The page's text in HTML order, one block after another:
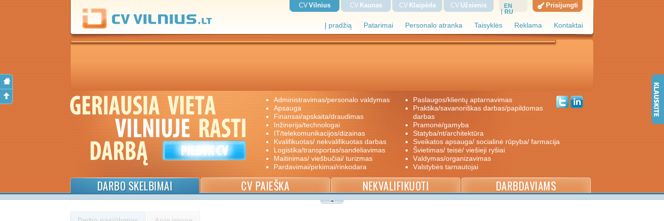
Į pradžią Patarimai Personalo atranka Taisyklės Reklama Kontaktai
CVVilnius CV Kaunas CV Klaipėda CV Užsienis
EN
RU
Prisijungti
administravimas/personalo valdymas
apsauga
finansai/apskaita/draudimas
inžinerija/technologai
IT/telekomunikacijos/dizainas
kvalifikuotas/ nekvalifikuotas darbas
logistika/transportas/sandėliavimas
maitinimas/ viešbučiai/ turizmas
pardavimai/pirkimai/rinkodara
paslaugos/klientų aptarnavimas
praktika/savanoriškas darbas/papildomas
darbas
pramonė/gamyba
statyba/nt/architektūra
sveikatos apsauga/ socialinė rūpyba/ farmacija
švietimas/ teisė/ viešieji ryšiai
valdymas/organizavimas
valstybės tarnautojai
DARBO SKELBIMAI CV PAIEŠKA NEKVALIFIKUOTI DARBDAVIAMS